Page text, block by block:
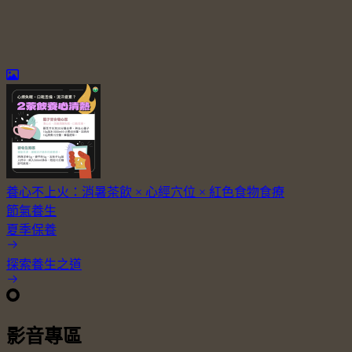
養心不上火：消暑茶飲 × 心經穴位 × 紅色食物食療
節氣養生
夏季保養
探索養生之道
影音專區